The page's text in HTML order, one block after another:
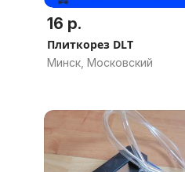
16 р.
Плиткорез DLT
Минск, Московский